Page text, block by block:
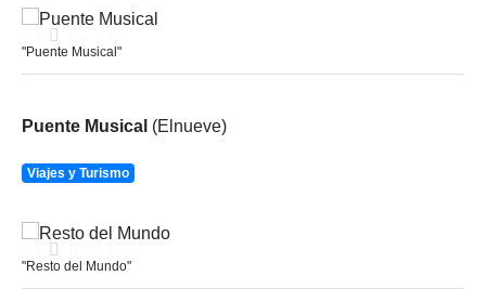
"Puente Musical"
Puente Musical (Elnueve)
Viajes y Turismo
"Resto del Mundo"